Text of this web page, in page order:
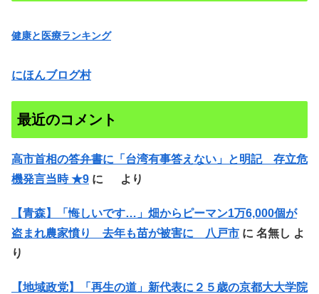
健康と医療ランキング
にほんブログ村
最近のコメント
高市首相の答弁書に「台湾有事答えない」と明記 存立危
機発言当時 ★9 に より
【青森】「悔しいです…」畑からピーマン1万6,000個が
盗まれ農家憤り 去年も苗が被害に 八戸市 に 名無し よ
り
【地域政党】「再生の道」新代表に２５歳の京都大大学院